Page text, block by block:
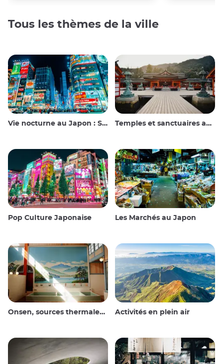
Tous les thèmes de la ville
Vie nocturne au Japon : Sortir, voir et boire Temples et sanctuaires au Japon
Pop Culture Japonaise Les Marchés au Japon
Onsen, sources thermales et bains publics Activités en plein air